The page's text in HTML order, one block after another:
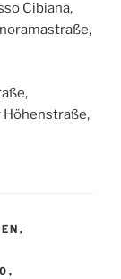
Cibiana,
,
,